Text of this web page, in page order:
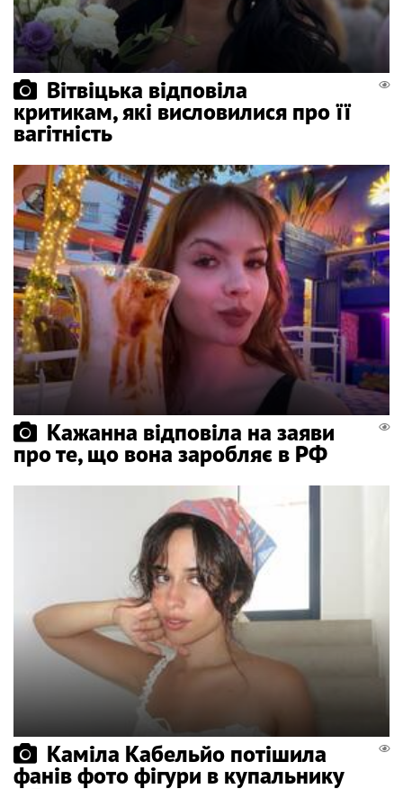
Вітвіцька відповіла
критикам, які висловилися про її
вагітність
Кажанна відповіла на заяви
про те, що вона заробляє в РФ
Каміла Кабельйо потішила
фанів фото фігури в купальнику